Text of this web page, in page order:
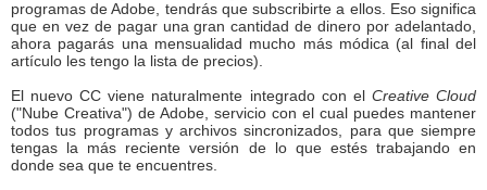
programas de Adobe, tendrás que subscribirte a ellos. Eso significa
que en vez de pagar una gran cantidad de dinero por adelantado,
ahora pagarás una mensualidad mucho más módica (al final del
artículo les tengo la lista de precios).
El nuevo CC viene naturalmente integrado con el Creative Cloud
("Nube Creativa") de Adobe, servicio con el cual puedes mantener
todos tus programas y archivos sincronizados, para que siempre
tengas la más reciente versión de lo que estés trabajando en
donde sea que te encuentres.